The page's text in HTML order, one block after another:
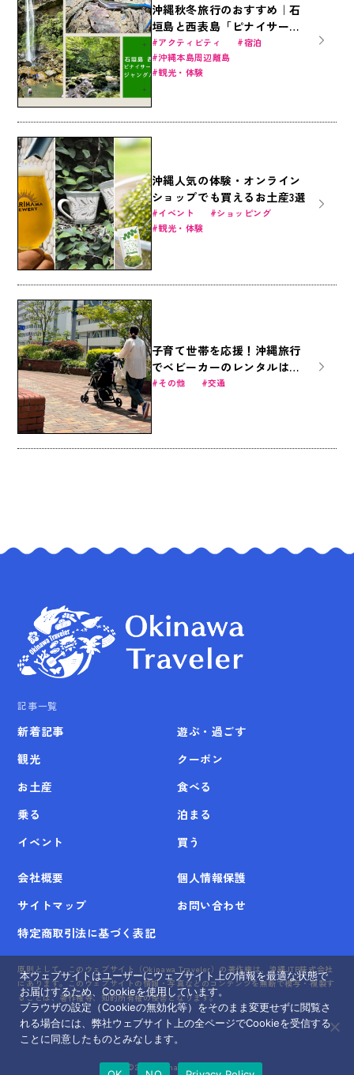
沖縄秋冬旅行のおすすめ｜石
垣島と西表島「ピナイサーラ
の滝」で大自然のジャングル
体験を！定番アクティビティ
とホテルで遊びつくそう！
アクティビティ
宿泊
沖縄本島周辺離島
観光・体験
沖縄人気の体験・オンライン
ショップでも買えるお土産3選
イベント
ショッピング
観光・体験
子育て世帯を応援！沖縄旅行
でベビーカーのレンタルは
「ベビカル」で。
その他 交通
記事一覧
新着記事
観光
お土産
乗る
イベント
遊ぶ・過ごす
クーポン
食べる
泊まる
買う
会社概要
個人情報保護
サイトマップ
お問い合わせ
特定商取引法に基づく表記
原則として、このウェブサイト（Okinawa Traveler）の著作権は、沖縄JTB株式会社
にあります。このウェブサイトの情報・写真などのコンテンツを無断で模写・複製す
ることは、著作権等、知的所有権の侵害となります。
©2026 Okinawa Traveler
本ウェブサイトはユーザーにウェブサイト上の情報を最適な状態で
お届けするため、Cookieを使用しています。
ブラウザの設定（Cookieの無効化等）をそのまま変更せずに閲覧さ
れる場合には、弊社ウェブサイト上の全ページでCookieを受信する
ことに同意したものとみなします。